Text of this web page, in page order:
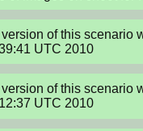
of this scenario
UTC 2010
of this scenario
UTC 2010